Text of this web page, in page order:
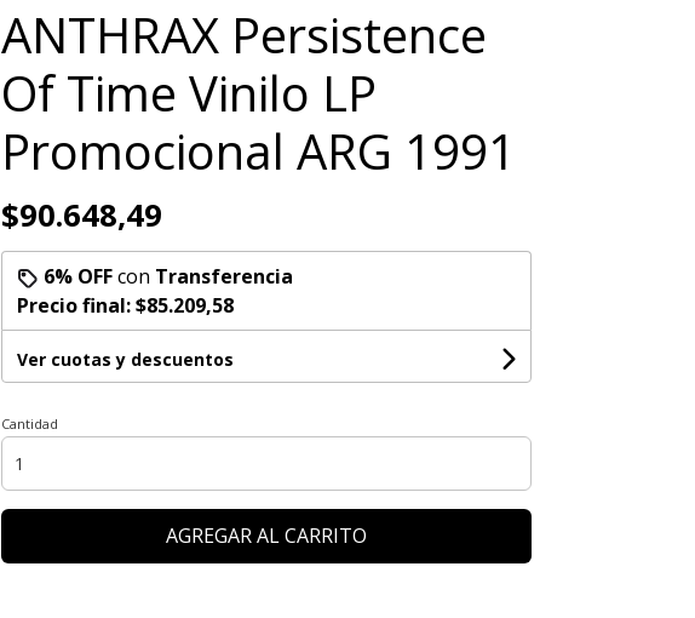
ANTHRAX Persistence
Of Time Vinilo LP
Promocional ARG 1991
$90.648,49
6% OFFcon Transferencia
Precio final:$85.209,58
Ver cuotas y descuentos
Cantidad
AGREGAR AL CARRITO